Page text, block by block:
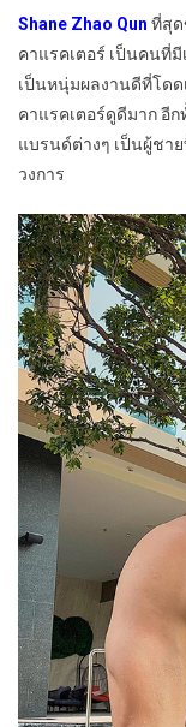
Shane Zhao Qun ที่สุด
คาแรคเตอร์ เป็นคนที่
เป็นหนุ่มผลงานดีที่โด
คาแรคเตอร์ดูดีมาก อี
แบรนด์ต่างๆ เป็นผู้ชา
วงการ